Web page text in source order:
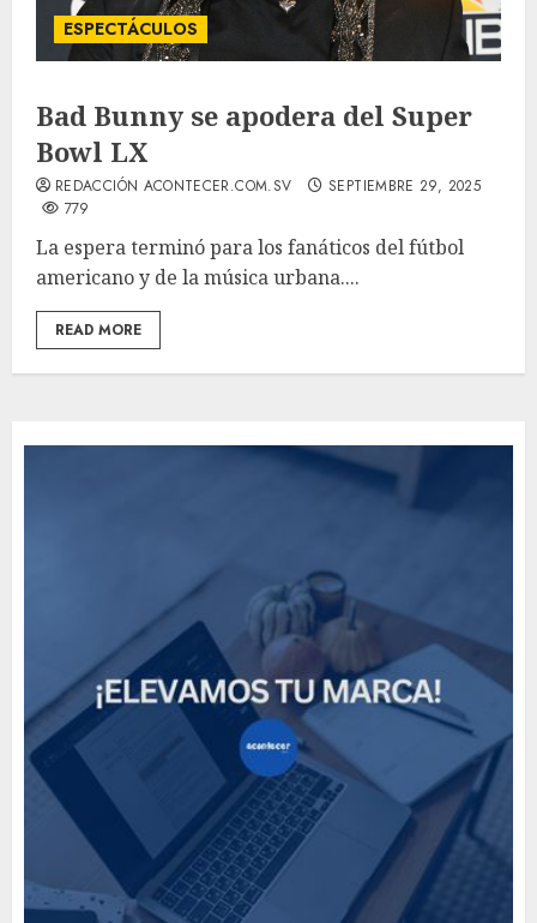
ESPECTÁCULOS
Bad Bunny se apodera del Super
Bowl LX
REDACCIÓN ACONTECER.COM.SV
SEPTIEMBRE 29, 2025
779
La espera terminó para los fanáticos del fútbol
americano y de la música urbana....
READ MORE